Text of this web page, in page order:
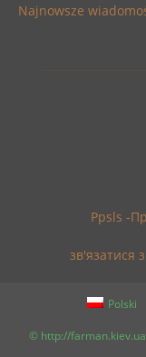
Najnowsze
Ppsls -
зв'язатися
Polski
© http://farman.kiev.ua